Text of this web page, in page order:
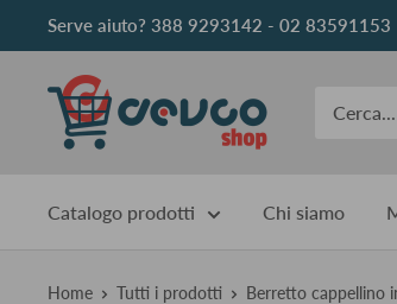
al
contenuto
Serve aiuto? 388 9293142 - 02 83591153
DEVCOshop
Catalogo prodotti Chi siamo
Home Tutti i prodotti Berretto cappellino